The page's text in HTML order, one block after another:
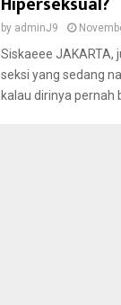
by adminJ9
Siskaeee JAKARTA,
seksi yang sedang
kalau dirinya pernah